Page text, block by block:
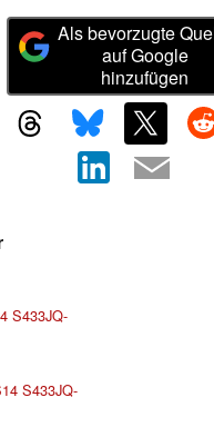
Als bevorzugte
auf Google
hinzufügen
S433JQ-
S433JQ-